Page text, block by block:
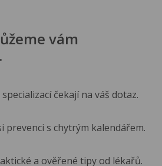
vám
čekají na váš dotaz.
prevenci s chytrým kalendářem.
a ověřené tipy od lékařů.